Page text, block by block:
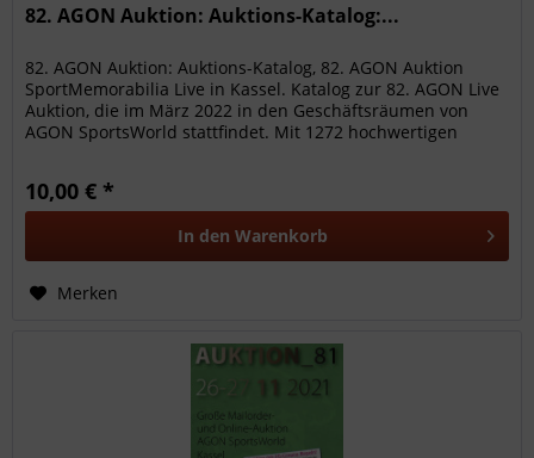
82. AGON Auktion: Auktions-Katalog:...
82. AGON Auktion: Auktions-Katalog, 82. AGON Auktion
SportMemorabilia Live in Kassel. Katalog zur 82. AGON Live
Auktion, die im März 2022 in den Geschäftsräumen von
AGON SportsWorld stattfindet. Mit 1272 hochwertigen
10,00 € *
In den Warenkorb
Merken